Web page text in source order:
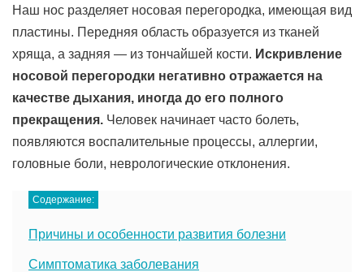
Наш нос разделяет носовая перегородка, имеющая вид
пластины. Передняя область образуется из тканей
хряща, а задняя — из тончайшей кости. Искривление
носовой перегородки негативно отражается на
качестве дыхания, иногда до его полного
прекращения. Человек начинает часто болеть,
появляются воспалительные процессы, аллергии,
головные боли, неврологические отклонения.
Содержание:
Причины и особенности развития болезни
Симптоматика заболевания